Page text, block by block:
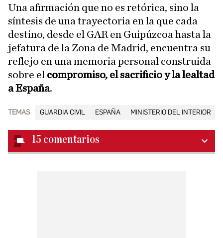
Una afirmación que no es retórica, sino la
síntesis de una trayectoria en la que cada
destino, desde el GAR en Guipúzcoa hasta la
jefatura de la Zona de Madrid, encuentra su
reflejo en una memoria personal construida
sobre el compromiso, el sacrificio y la lealtad
a España.
TEMAS GUARDIA CIVIL ESPAÑA MINISTERIO DEL INTERIOR
15 comentarios